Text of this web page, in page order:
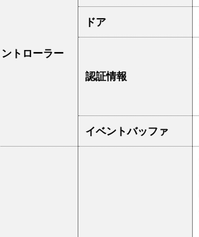
トローラー
ドア
認証情報
イベントバッファ